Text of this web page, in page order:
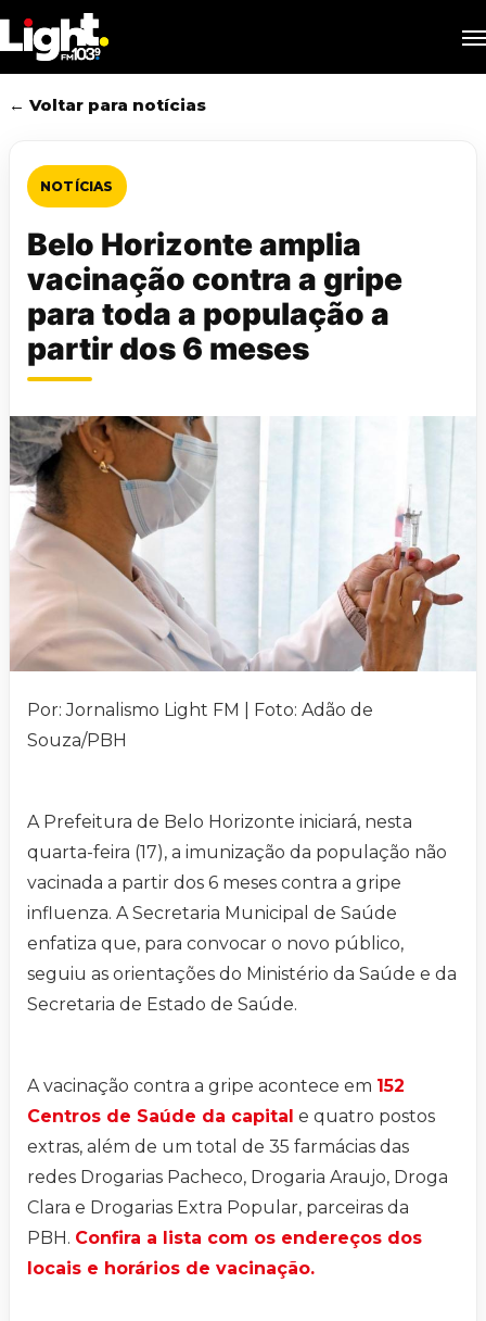
to
main
content
← Voltar para notícias
NOTÍCIAS
Belo Horizonte amplia
vacinação contra a gripe
para toda a população a
partir dos 6 meses
Por: Jornalismo Light FM | Foto: Adão de
Souza/PBH
A Prefeitura de Belo Horizonte iniciará, nesta
quarta-feira (17), a imunização da população não
vacinada a partir dos 6 meses contra a gripe
influenza. A Secretaria Municipal de Saúde
enfatiza que, para convocar o novo público,
seguiu as orientações do Ministério da Saúde e da
Secretaria de Estado de Saúde.
A vacinação contra a gripe acontece em 152
Centros de Saúde da capital e quatro postos
extras, além de um total de 35 farmácias das
redes Drogarias Pacheco, Drogaria Araujo, Droga
Clara e Drogarias Extra Popular, parceiras da
PBH. Confira a lista com os endereços dos
locais e horários de vacinação.